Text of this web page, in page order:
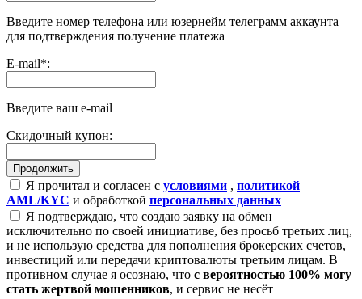
Введите номер телефона или юзернейм телеграмм аккаунта
для подтверждения получение платежа
E-mail*:
Введите ваш e-mail
Скидочный купон:
Я прочитал и согласен с условиями , политикой
AML/KYC и обработкой персональных данных
Я подтверждаю, что создаю заявку на обмен
исключительно по своей инициативе, без просьб третьих лиц,
и не использую средства для пополнения брокерских счетов,
инвестиций или передачи криптовалюты третьим лицам. В
противном случае я осознаю, что с вероятностью 100% могу
стать жертвой мошенников, и сервис не несёт